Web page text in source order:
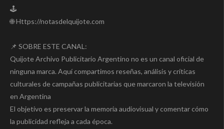
🕹️
🌐 Https://notasdelquijote.com
📌 SOBRE ESTE CANAL:
Quijote Archivo Publicitario Argentino no es un canal oficial de
ninguna marca. Aquí compartimos reseñas, análisis y críticas
culturales de campañas publicitarias que marcaron la televisión
en Argentina
El objetivo es preservar la memoria audiovisual y comentar cómo
la publicidad refleja a cada época.